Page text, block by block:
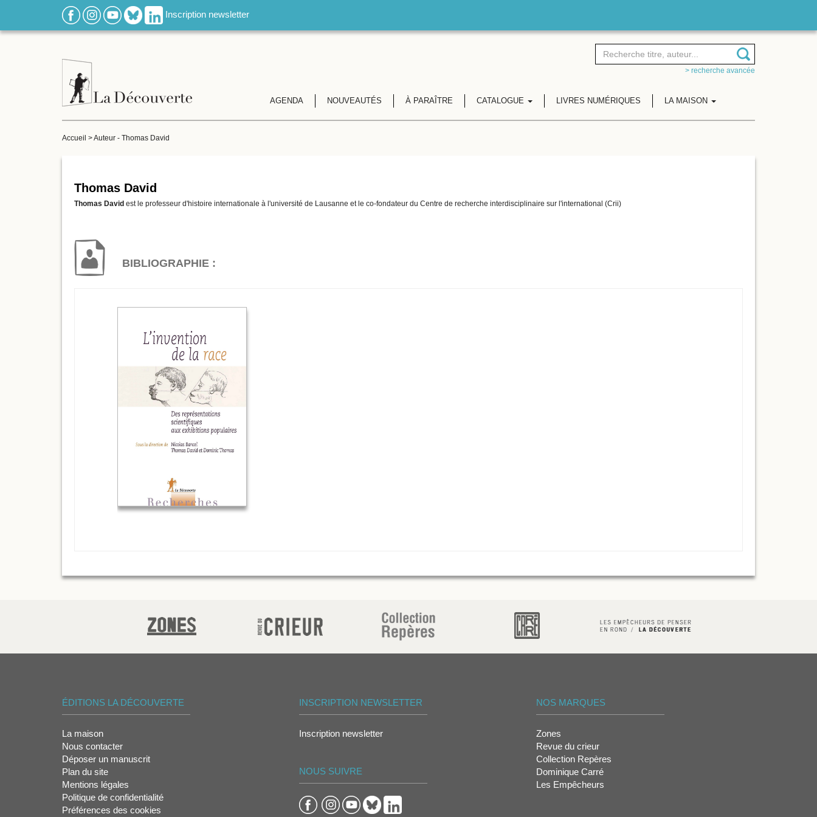
Inscription newsletter
> recherche avancée
AGENDA NOUVEAUTÉS À PARAÎTRE CATALOGUE LIVRES NUMÉRIQUES LA MAISON
Accueil >Auteur - Thomas David
Thomas David
Thomas David est le professeur d'histoire internationale à l'université de Lausanne et le co-fondateur du Centre de recherche interdisciplinaire sur l'international (Crii)
BIBLIOGRAPHIE :
ÉDITIONS LA DÉCOUVERTE
La maison
Nous contacter
Déposer un manuscrit
Plan du site
Mentions légales
Politique de confidentialité
Préférences des cookies
INSCRIPTION NEWSLETTER
Inscription newsletter
NOUS SUIVRE
NOS MARQUES
Zones
Revue du crieur
Collection Repères
Dominique Carré
Les Empêcheurs